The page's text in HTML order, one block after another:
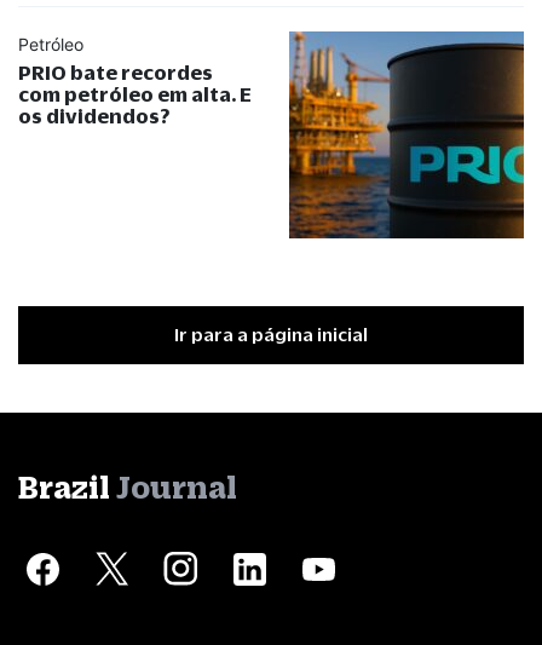
Petróleo
PRIO bate recordes
com petróleo em alta. E
os dividendos?
Ir para a página inicial
Brazil Journal